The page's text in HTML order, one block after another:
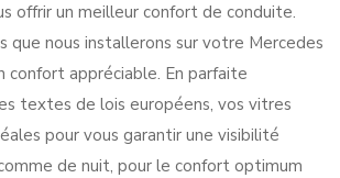
offrir un meilleur confort de conduite.
que nous installerons sur votre Mercedes
confort appréciable. En parfaite
textes de lois européens, vos vitres
pour vous garantir une visibilité
de nuit, pour le confort optimum